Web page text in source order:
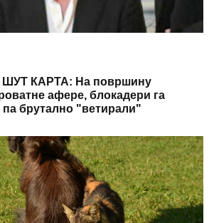
КАРТА: На површину
афере, блокадери га
па брутално "ветирали"